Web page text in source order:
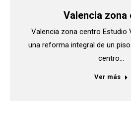
Valencia zona
Valencia zona centro Estudio
una reforma integral de un
centro…
Ver más